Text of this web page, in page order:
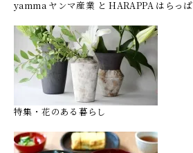
yamma ヤンマ産業 と HARAPPA はらっぱ
特集・花のある暮らし